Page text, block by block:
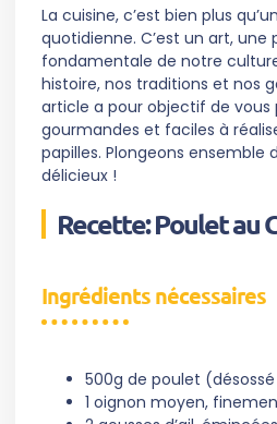
La cuisine, c’est bien plus
quotidienne. C’est un art, une
fondamentale de notre
histoire, nos traditions et nos
article a pour objectif de vous
gourmandes et faciles à
papilles. Plongeons ensemble
délicieux !
Recette: Poulet au
Ingrédients nécessaires
500g de poulet
1 oignon moyen,